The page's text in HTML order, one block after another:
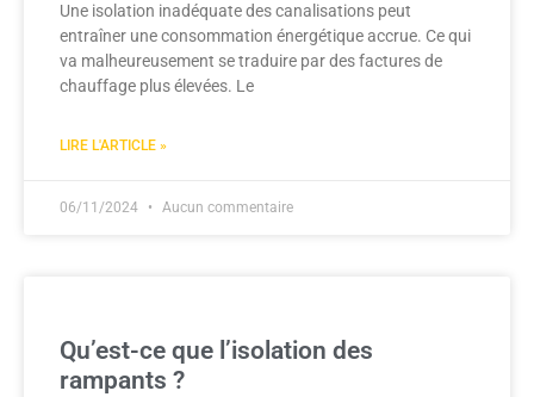
Une isolation inadéquate des canalisations peut
entraîner une consommation énergétique accrue. Ce qui
va malheureusement se traduire par des factures de
chauffage plus élevées. Le
LIRE L'ARTICLE »
06/11/2024 Aucun commentaire
Qu’est-ce que l’isolation des
rampants ?